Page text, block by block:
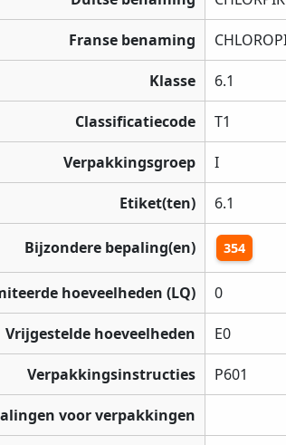
Franse benaming
Klasse 6.1
Classificatiecode T1
Verpakkingsgroep I
Etiket(ten) 6.1
Bijzondere bepaling(en) 354
hoeveelheden (LQ) 0
Vrijgestelde hoeveelheden E0
Verpakkingsinstructies P601
voor verpakkingen